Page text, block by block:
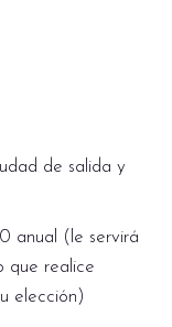
de salida y
anual (le servirá
que realice
elección)